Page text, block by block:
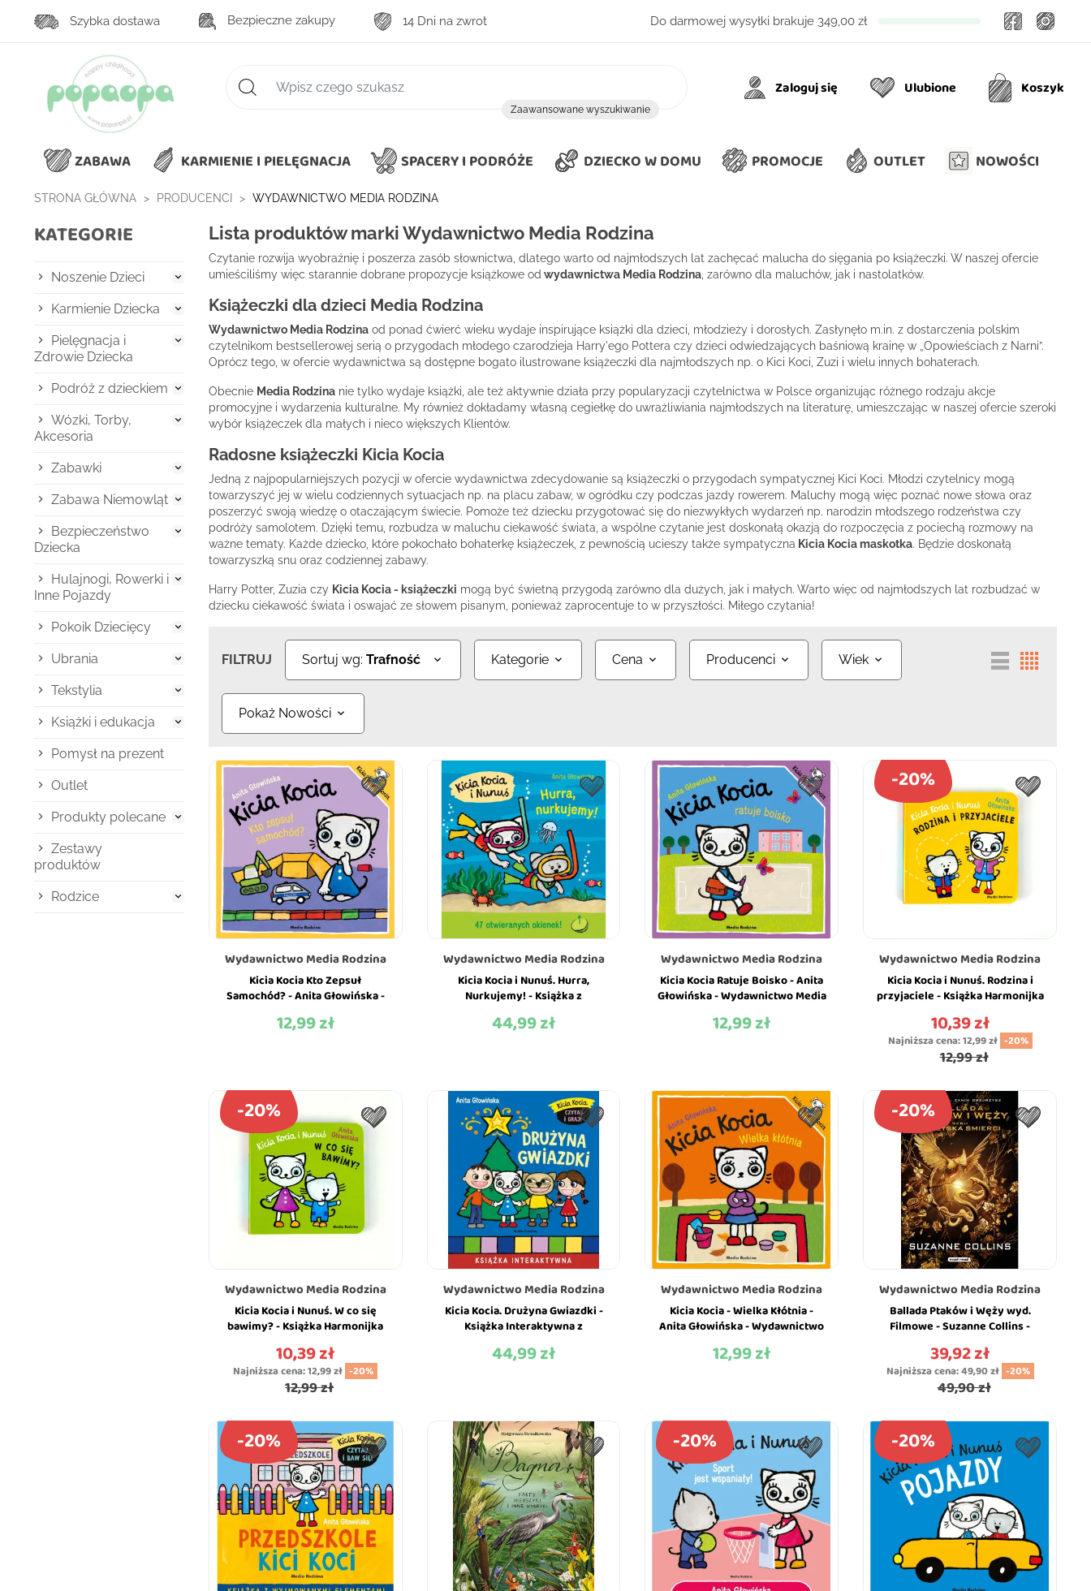
14 Dni na zwrot
Bezpieczne zakupy
Szybka dostawa Do darmowej wysyłki brakuje 349,00 zł Facebook
Zaawansowane wyszukiwanie
Zaawansowane wyszukiwanie
Zaloguj się UlubioneUlubione KoszykKoszyk
ZABAWA KARMIENIE I PIELĘGNACJA SPACERY I PODRÓŻE DZIECKO W DOMU PROMOCJE OUTLET NOWOŚCI
STRONA GŁÓWNA PRODUCENCI WYDAWNICTWO MEDIA RODZINA
KATEGORIE
Noszenie Dzieci 
Karmienie Dziecka 
Pielęgnacja i
Zdrowie Dziecka

Podróż z dzieckiem 
Wózki, Torby,
Akcesoria

Zabawki 
Zabawa Niemowląt 
Bezpieczeństwo
Dziecka

Hulajnogi, Rowerki i
Inne Pojazdy

Pokoik Dziecięcy 
Ubrania 
Tekstylia 
Książki i edukacja 
Pomysł na prezent
Outlet
Produkty polecane 
Zestawy
produktów
Rodzice 
Lista produktów marki Wydawnictwo Media Rodzina
Czytanie rozwija wyobraźnię i poszerza zasób słownictwa, dlatego warto od najmłodszych lat zachęcać malucha do sięgania po książeczki. W naszej ofercie
umieściliśmy więc starannie dobrane propozycje książkowe od wydawnictwa Media Rodzina , zarówno dla maluchów, jak i nastolatków.
Książeczki dla dzieci Media Rodzina
Wydawnictwo Media Rodzina od ponad ćwierć wieku wydaje inspirujące książki dla dzieci, młodzieży i dorosłych. Zasłynęło m.in. z dostarczenia polskim
czytelnikom bestsellerowej serią o przygodach młodego czarodzieja Harry'ego Pottera czy dzieci odwiedzających baśniową krainę w „Opowieściach z Narni”.
Oprócz tego, w ofercie wydawnictwa są dostępne bogato ilustrowane książeczki dla najmłodszych np. o Kici Koci, Zuzi i wielu innych bohaterach.
Obecnie Media Rodzina nie tylko wydaje książki, ale też aktywnie działa przy popularyzacji czytelnictwa w Polsce organizując różnego rodzaju akcje
promocyjne i wydarzenia kulturalne. My również dokładamy własną cegiełkę do uwrażliwiania najmłodszych na literaturę, umieszczając w naszej ofercie szeroki
wybór książeczek dla małych i nieco większych Klientów.
Radosne książeczki Kicia Kocia
Jedną z najpopularniejszych pozycji w ofercie wydawnictwa zdecydowanie są książeczki o przygodach sympatycznej Kici Koci. Młodzi czytelnicy mogą
towarzyszyć jej w wielu codziennych sytuacjach np. na placu zabaw, w ogródku czy podczas jazdy rowerem. Maluchy mogą więc poznać nowe słowa oraz
poszerzyć swoją wiedzę o otaczającym świecie. Pomoże też dziecku przygotować się do niezwykłych wydarzeń np. narodzin młodszego rodzeństwa czy
podróży samolotem. Dzięki temu, rozbudza w maluchu ciekawość świata, a wspólne czytanie jest doskonałą okazją do rozpoczęcia z pociechą rozmowy na
ważne tematy. Każde dziecko, które pokochało bohaterkę książeczek, z pewnością ucieszy także sympatyczna Kicia Kocia maskotka. Będzie doskonałą
towarzyszką snu oraz codziennej zabawy.
Harry Potter, Zuzia czy Kicia Kocia - książeczki mogą być świetną przygodą zarówno dla dużych, jak i małych. Warto więc od najmłodszych lat rozbudzać w
dziecku ciekawość świata i oswajać ze słowem pisanym, ponieważ zaprocentuje to w przyszłości. Miłego czytania!
FILTRUJ Sortuj wg: Trafność  Kategorie Cena Producenci Wiek
Pokaż Nowości
Wydawnictwo Media Rodzina
Kicia Kocia Kto Zepsuł
Samochód? - Anita Głowińska -
Cena
12,99 zł
Wydawnictwo Media Rodzina
Kicia Kocia i Nunuś. Hurra,
Nurkujemy! - Książka z
Wydawnictwo...
Cena
44,99 zł
Wydawnictwo Media Rodzina
Kicia Kocia Ratuje Boisko - Anita
Głowińska - Wydawnictwo Media
Cena
12,99 zł
Wydawnictwo Media Rodzina
Kicia Kocia i Nunuś. Rodzina i
przyjaciele - Książka Harmonijka
Cena
10,39 zł
Najniższa cena:12,99 zł -20%
12,99 zł
-20%
Wydawnictwo Media Rodzina
Kicia Kocia i Nunuś. W co się
bawimy? - Książka Harmonijka
Głowińska -...
Cena
10,39 zł
Najniższa cena:12,99 zł -20%
12,99 zł
-20%
Wydawnictwo Media Rodzina
Kicia Kocia. Drużyna Gwiazdki -
Książka Interaktywna z
Anita Głowińska -...
Cena
44,99 zł
Wydawnictwo Media Rodzina
Kicia Kocia - Wielka Kłótnia -
Anita Głowińska - Wydawnictwo
Cena
12,99 zł
Wydawnictwo Media Rodzina
Ballada Ptaków i Węży wyd.
Filmowe - Suzanne Collins -
RODZINA
Cena
39,92 zł
Najniższa cena:49,90 zł -20%
49,90 zł
-20%
-20% -20% -20%